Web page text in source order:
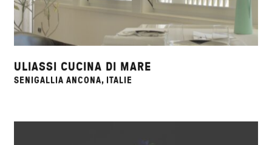
ULIASSI CUCINA DI MARE
SENIGALLIA ANCONA, ITALIE